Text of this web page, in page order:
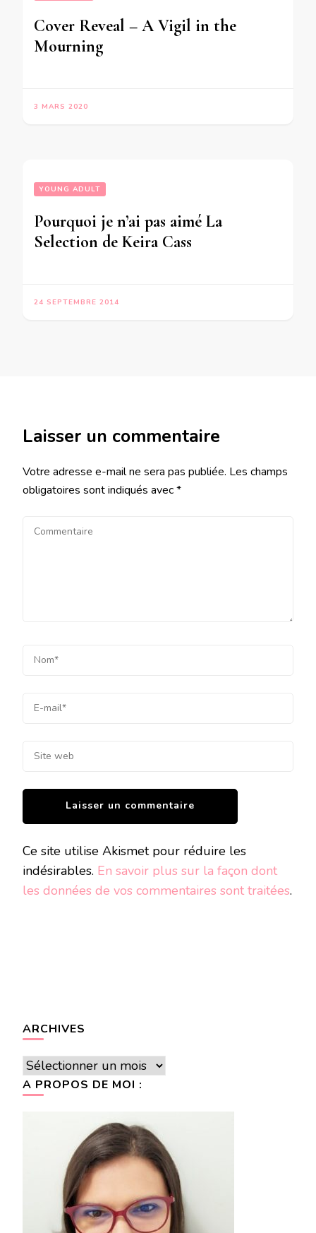
Cover Reveal – A Vigil in the
Mourning
3 MARS 2020
YOUNG ADULT
Pourquoi je n’ai pas aimé La
Selection de Keira Cass
24 SEPTEMBRE 2014
Laisser un commentaire
Votre adresse e-mail ne sera pas publiée. Les champs
obligatoires sont indiqués avec*
Ce site utilise Akismet pour réduire les
indésirables. En savoir plus sur la façon dont
les données de vos commentaires sont traitées.
ARCHIVES
Archives
A PROPOS DE MOI :